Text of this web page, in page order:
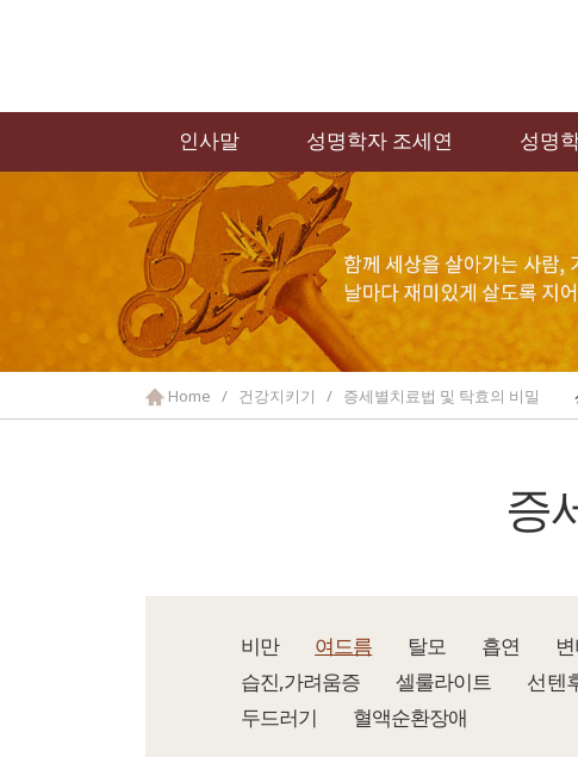
인사말 성명학자 조세연 성명
Home / 건강지키기 / 증세별치료법 및 탁효의 비밀
증
비만 여드름 탈모 흡연
습진,가려움증
셀룰라이트 선텐
두드러기
혈액순환장애